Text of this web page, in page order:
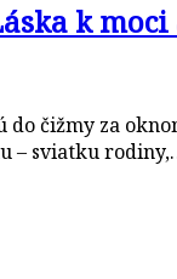
k moci
čižmy za
– sviatku